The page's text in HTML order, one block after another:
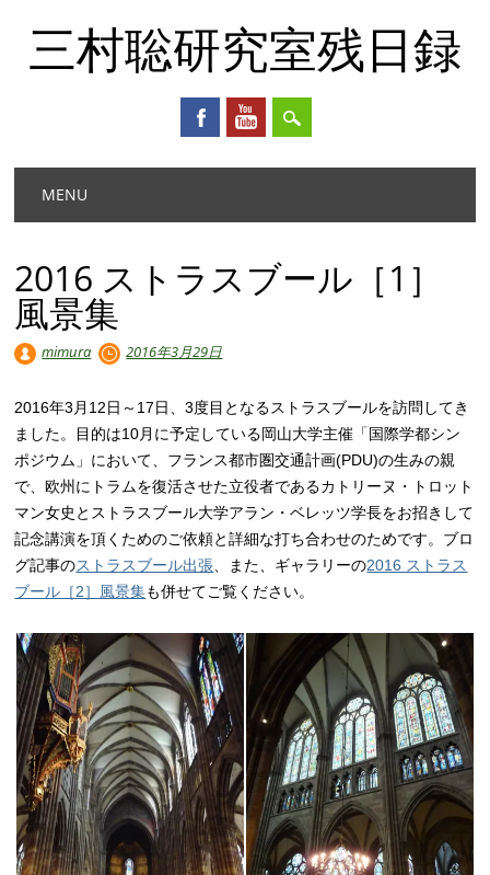
三村聡研究室残日録
Main menu
MENU
2016 ストラスブール［1］
風景集
mimura 2016年3月29日
2016年3月12日～17日、3度目となるストラスブールを訪問してき
ました。目的は10月に予定している岡山大学主催「国際学都シン
ポジウム」において、フランス都市圏交通計画(PDU)の生みの親
で、欧州にトラムを復活させた立役者であるカトリーヌ・トロット
マン女史とストラスブール大学アラン・ベレッツ学長をお招きして
記念講演を頂くためのご依頼と詳細な打ち合わせのためです。ブロ
グ記事のストラスブール出張 、また、ギャラリーの2016 ストラス
ブール［2］風景集も併せてご覧ください。